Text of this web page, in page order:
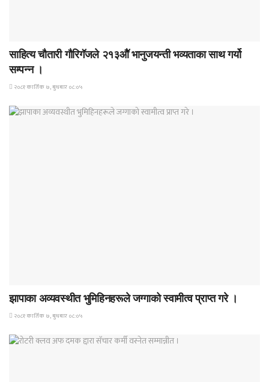
साहित्य चौतारी गौरिगॅजले २१३औॅ भानुजयन्ती भव्यताका साथ गर्यो
सम्पन्न ।
२०८१ कार्तिक ७, बुधबार ०८:०५
झापाका अव्यवस्थीत भुमिहिनहरूले जग्गाको स्वामीत्व प्राप्त गरे ।
२०८१ कार्तिक ७, बुधबार ०८:०५